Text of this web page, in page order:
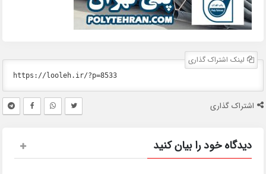
لینک اشتراک گذاری
اشتراک گذاری
دیدگاه خود را بیان کنید